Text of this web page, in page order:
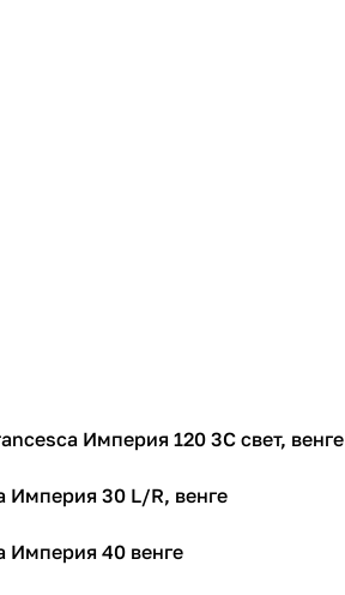
Империя 120 3C свет, венге
Империя 30 L/R, венге
Империя 40 венге